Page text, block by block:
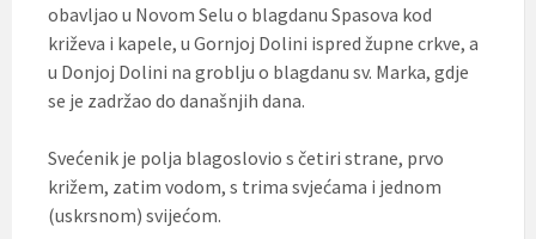
obavljao u Novom Selu o blagdanu Spasova kod
križeva i kapele, u Gornjoj Dolini ispred župne crkve, a
u Donjoj Dolini na groblju o blagdanu sv. Marka, gdje
se je zadržao do današnjih dana.
Svećenik je polja blagoslovio s četiri strane, prvo
križem, zatim vodom, s trima svjećama i jednom
(uskrsnom) svijećom.